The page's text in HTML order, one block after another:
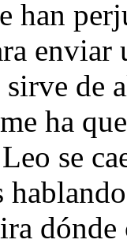
han
enviar
de
ha
se